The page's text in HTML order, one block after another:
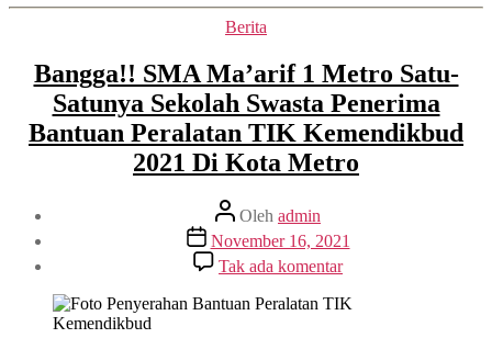
Kategori
Berita
Bangga!! SMA Ma’arif 1 Metro Satu-
Satunya Sekolah Swasta Penerima
Bantuan Peralatan TIK Kemendikbud
2021 Di Kota Metro
Penulis
artikel
Oleh admin
Tanggal
artikel
November 16, 2021
Tak ada komentarpada
Bangga!!
SMA